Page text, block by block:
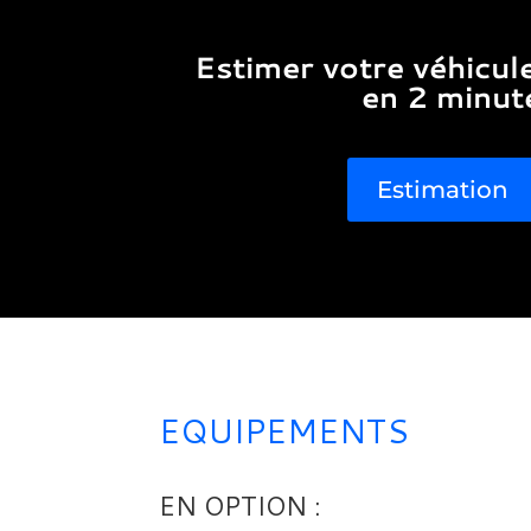
Estimer votre
en 2
Estimation
EQUIPEMENTS
EN OPTION :